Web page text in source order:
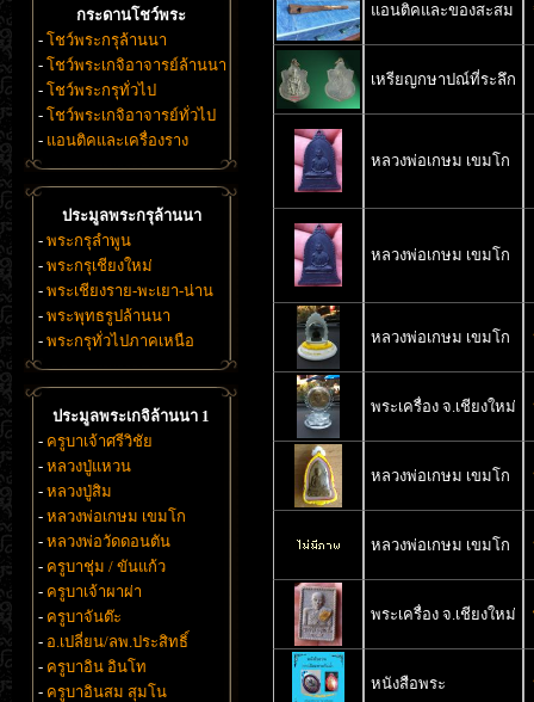
กระดานโชว์พระ
- โชว์พระกรุล้านนา
- โชว์พระเกจิอาจารย์ล้านนา
- โชว์พระกรุทั่วไป
- โชว์พระเกจิอาจารย์ทั่วไป
- แอนติคและเครื่องราง
ประมูลพระกรุล้านนา
- พระกรุลำพูน
- พระกรุเชียงใหม่
- พระเชียงราย-พะเยา-น่าน
- พระพุทธรูปล้านนา
- พระกรุทั่วไปภาคเหนือ
ประมูลพระเกจิล้านนา 1
- ครูบาเจ้าศรีวิชัย
- หลวงปู่แหวน
- หลวงปู่สิม
- หลวงพ่อเกษม เขมโก
- หลวงพ่อวัดดอนตัน
- ครูบาชุ่ม / ขันแก้ว
- ครูบาเจ้าผาผ่า
- ครูบาจันต๊ะ
- อ.เปลี่ยน/ลพ.ประสิทธิ์
- ครูบาอิน อินโท
- ครูบาอินสม สุมโน
แอนติคและของสะสม
เหรียญกษาปณ์ที่ระลึก
หลวงพ่อเกษม เขมโก
หลวงพ่อเกษม เขมโก
หลวงพ่อเกษม เขมโก
พระเครื่อง จ.เชียงใหม่
หลวงพ่อเกษม เขมโก
หลวงพ่อเกษม เขมโก
พระเครื่อง จ.เชียงใหม่
หนังสือพระ